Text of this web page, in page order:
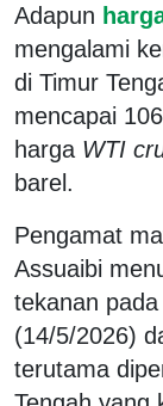
Adapun
mengalami
di Timur
mencapai
harga WTI
barel.
Pengamat
Assuaibi
tekanan
(14/5/2026)
terutama